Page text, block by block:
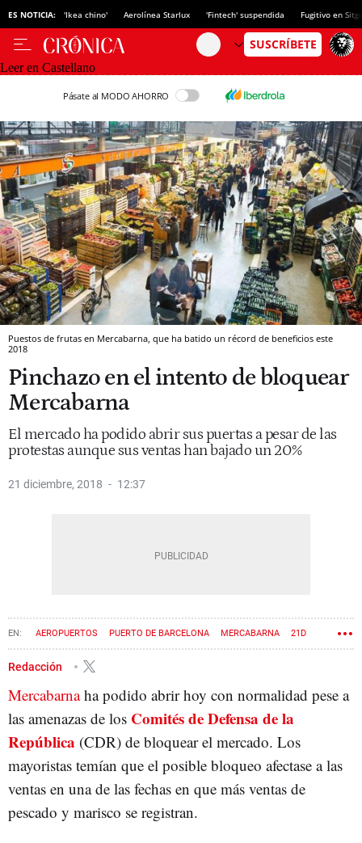
ES NOTICIA: 'Ikea chino' Aerolínea Starlux 'Fintech' suspendida Fugitivo en
Leer en Castellano
Pásate al MODO AHORRO
Puestos de frutas en Mercabarna, que ha batido un récord de beneficios este
2018
Pinchazo en el intento de bloquear
Mercabarna
El mercado ha podido abrir sus puertas a pesar de las
protestas aunque sus ventas han bajado un 20%
21 diciembre, 2018 12:37
AEROPUERTOS PUERTO DE BARCELONA MERCABARNA 21D
CDR
Redacción
Mercabarnaha podido abrir hoy con normalidad pese a
las amenazas de los Comités de Defensa de la
República (CDR) de bloquear el mercado. Los
mayoristas temían que el posible bloqueo afectase a las
ventas en una de las fechas en que más ventas de
pescado y marisco se registran.